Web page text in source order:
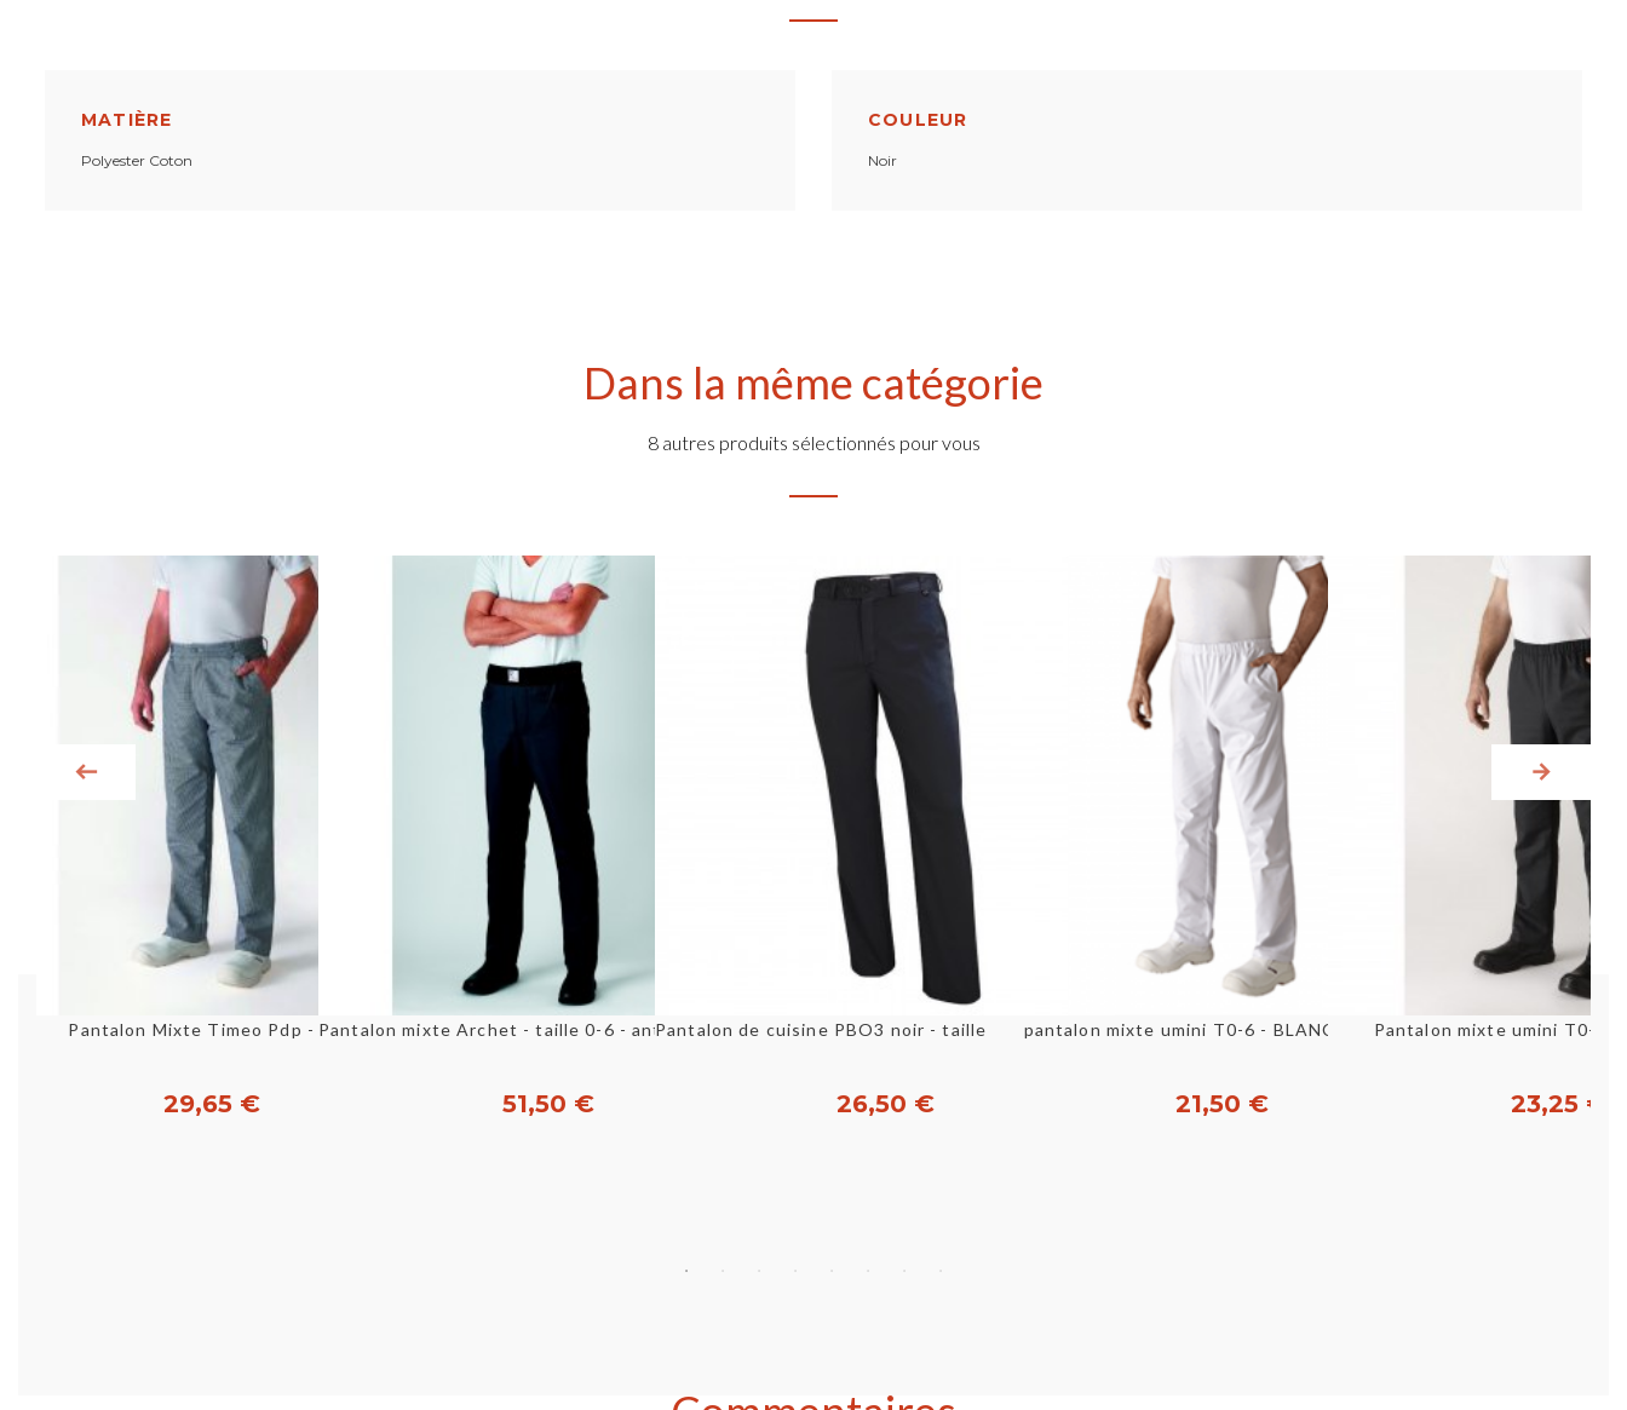
MATIÈRE
Polyester Coton
COULEUR
Noir
Dans la même catégorie
8 autres produits sélectionnés pour vous
Aperçu rapide
Pantalon Mixte Timeo Pdp - T40
29,65 €
Aperçu rapide Pantalon mixte Archet - taille 0-6 - anthracite ROBUR
51,50 €
Aperçu rapide Pantalon de cuisine PBO3 noir - taille 34-62 - MOLINEL
26,50 €
Aperçu rapide
pantalon mixte umini T0-6 - BLANC - ROBUR
21,50 €
Aperçu rapide
Pantalon mixte umini T0-6 -
23,25 €